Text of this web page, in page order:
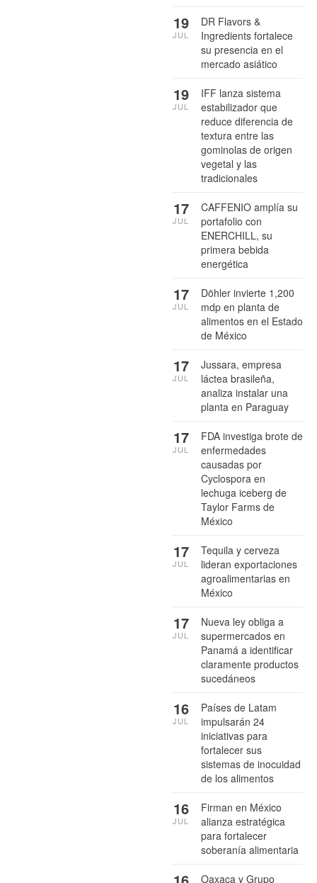
DR Flavors &
Ingredients fortalece
su presencia en el
mercado asiático
19
JUL
IFF lanza sistema
estabilizador que
reduce diferencia de
textura entre las
gominolas de origen
vegetal y las
tradicionales
19
JUL
CAFFENIO amplía su
portafolio con
ENERCHILL, su
primera bebida
energética
17
JUL
Döhler invierte 1,200
mdp en planta de
alimentos en el Estado
de México
17
JUL
Jussara, empresa
láctea brasileña,
analiza instalar una
planta en Paraguay
17
JUL
FDA investiga brote de
enfermedades
causadas por
Cyclospora en
lechuga iceberg de
Taylor Farms de
México
17
JUL
Tequila y cerveza
lideran exportaciones
agroalimentarias en
México
17
JUL
Nueva ley obliga a
supermercados en
Panamá a identificar
claramente productos
sucedáneos
17
JUL
Países de Latam
impulsarán 24
iniciativas para
fortalecer sus
sistemas de inocuidad
de los alimentos
16
JUL
Firman en México
alianza estratégica
para fortalecer
soberanía alimentaria
16
JUL
Oaxaca y Grupo